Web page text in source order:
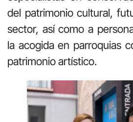
del patrimonio cultural,
sector, así como a
la acogida en parroquias
patrimonio artístico.